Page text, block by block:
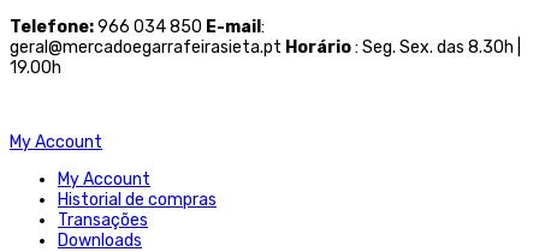
Telefone:966 034 850 E-mail :
geral@mercadoegarrafeirasieta.pt Horário: Seg. Sex. das 8.30h |
19.00h
My Account
My Account
Historial de compras
Transações
Downloads